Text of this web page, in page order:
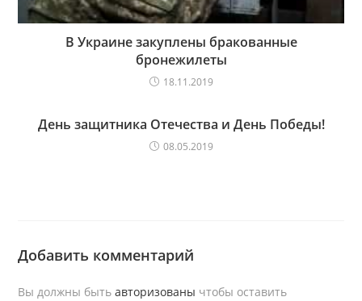
В Украине закуплены бракованные
бронежилеты
18.11.2019
День защитника Отечества и День Победы!
08.05.2019
Добавить комментарий
Вы должны бытьавторизованы чтобы оставить